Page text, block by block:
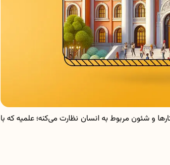
و شئون مربوط به انسان نظارت می‌کنه؛ علمیه که با